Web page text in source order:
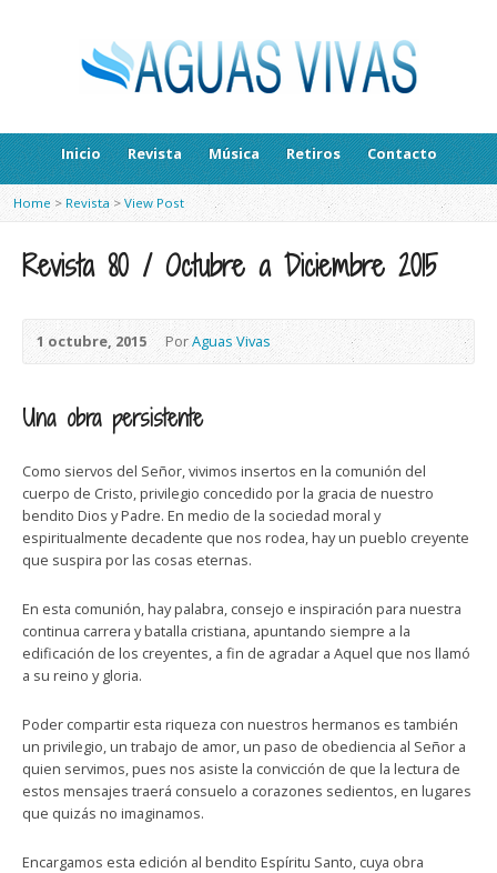
Inicio Revista Música Retiros Contacto
Home > Revista> View Post
Revista 80 / Octubre a Diciembre 2015
1 octubre, 2015 PorAguas Vivas
Una obra persistente
Como siervos del Señor, vivimos insertos en la comunión del
cuerpo de Cristo, privilegio concedido por la gracia de nuestro
bendito Dios y Padre. En medio de la sociedad moral y
espiritualmente decadente que nos rodea, hay un pueblo creyente
que suspira por las cosas eternas.
En esta comunión, hay palabra, consejo e inspiración para nuestra
continua carrera y batalla cristiana, apuntando siempre a la
edificación de los creyentes, a fin de agradar a Aquel que nos llamó
a su reino y gloria.
Poder compartir esta riqueza con nuestros hermanos es también
un privilegio, un trabajo de amor, un paso de obediencia al Señor a
quien servimos, pues nos asiste la convicción de que la lectura de
estos mensajes traerá consuelo a corazones sedientos, en lugares
que quizás no imaginamos.
Encargamos esta edición al bendito Espíritu Santo, cuya obra